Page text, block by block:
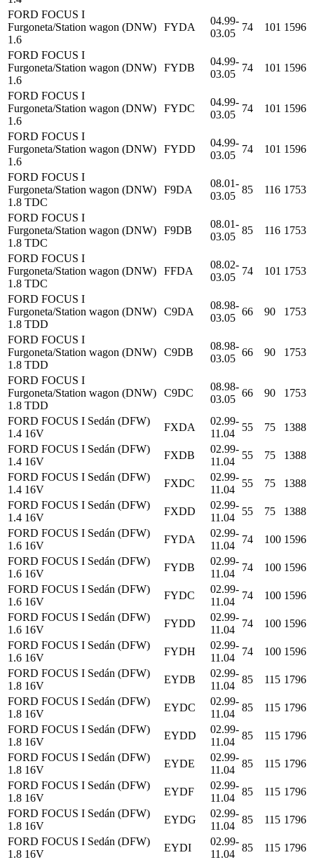
FORD FOCUS I
Furgoneta/Station wagon (DNW)
1.6
FYDA
04.99-
03.05
74 101 1596
FORD FOCUS I
Furgoneta/Station wagon (DNW)
1.6
FYDB
04.99-
03.05
74 101 1596
FORD FOCUS I
Furgoneta/Station wagon (DNW)
1.6
FYDC
04.99-
03.05
74 101 1596
FORD FOCUS I
Furgoneta/Station wagon (DNW)
1.6
FYDD
04.99-
03.05
74 101 1596
FORD FOCUS I
Furgoneta/Station wagon (DNW)
1.8 TDC
F9DA
08.01-
03.05
85 116 1753
FORD FOCUS I
Furgoneta/Station wagon (DNW)
1.8 TDC
F9DB
08.01-
03.05
85 116 1753
FORD FOCUS I
Furgoneta/Station wagon (DNW)
1.8 TDC
FFDA
08.02-
03.05
74 101 1753
FORD FOCUS I
Furgoneta/Station wagon (DNW)
1.8 TDD
C9DA
08.98-
03.05
66 90 1753
FORD FOCUS I
Furgoneta/Station wagon (DNW)
1.8 TDD
C9DB
08.98-
03.05
66 90 1753
FORD FOCUS I
Furgoneta/Station wagon (DNW)
1.8 TDD
C9DC
08.98-
03.05
66 90 1753
FORD FOCUS I Sedán (DFW)
1.4 16V
FXDA
02.99-
11.04
55 75
1388
FORD FOCUS I Sedán (DFW)
1.4 16V
FXDB
02.99-
11.04
55 75
1388
FORD FOCUS I Sedán (DFW)
1.4 16V
FXDC
02.99-
11.04
55 75
1388
FORD FOCUS I Sedán (DFW)
1.4 16V
FXDD
02.99-
11.04
55 75
1388
FORD FOCUS I Sedán (DFW)
1.6 16V
FYDA
02.99-
11.04
74 100 1596
FORD FOCUS I Sedán (DFW)
1.6 16V
FYDB
02.99-
11.04
74 100 1596
FORD FOCUS I Sedán (DFW)
1.6 16V
FYDC
02.99-
11.04
74 100 1596
FORD FOCUS I Sedán (DFW)
1.6 16V
FYDD
02.99-
11.04
74 100 1596
FORD FOCUS I Sedán (DFW)
1.6 16V
FYDH
02.99-
11.04
74 100 1596
FORD FOCUS I Sedán (DFW)
1.8 16V
EYDB
02.99-
11.04
85 115 1796
FORD FOCUS I Sedán (DFW)
1.8 16V
EYDC
02.99-
11.04
85 115 1796
FORD FOCUS I Sedán (DFW)
1.8 16V
EYDD
02.99-
11.04
85 115 1796
FORD FOCUS I Sedán (DFW)
1.8 16V
EYDE
02.99-
11.04
85 115 1796
FORD FOCUS I Sedán (DFW)
1.8 16V
EYDF
02.99-
11.04
85 115 1796
FORD FOCUS I Sedán (DFW)
1.8 16V
EYDG
02.99-
11.04
85 115 1796
FORD FOCUS I Sedán (DFW)
1.8 16V
EYDI
02.99-
11.04
85 115 1796